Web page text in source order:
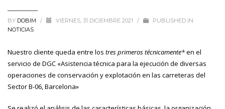
BY DOBIM / VIERNES, 31 DICIEMBRE 2021 /
PUBLISHED IN
NOTICIAS
Nuestro cliente queda entre los tres primeros técnicamente*en el
servicio de DGC «Asistencia técnica para la ejecución de diversas
operaciones de conservación y explotación en las carreteras del
Sector B-06, Barcelona»